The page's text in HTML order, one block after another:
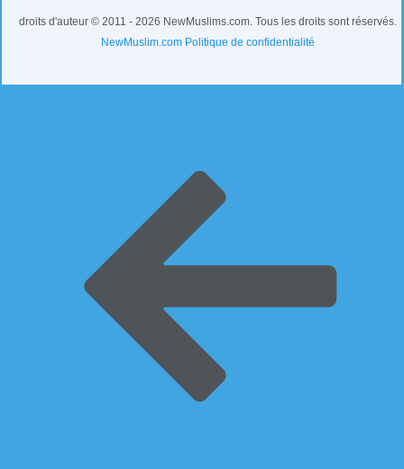
droits d'auteur © 2011 - 2026 NewMuslims.com. Tous les droits sont réservés.
NewMuslim.com Politique de confidentialité